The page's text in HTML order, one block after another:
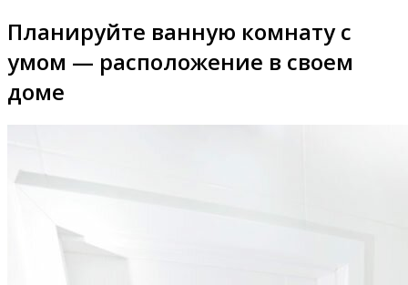
Планируйте ванную комнату с
умом — расположение в своем
доме